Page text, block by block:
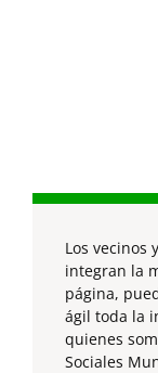
Los vecinos
integran la
página,
ágil toda la
quienes
Sociales